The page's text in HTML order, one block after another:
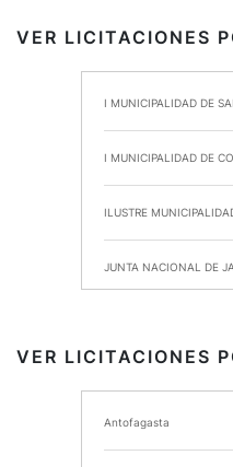
VER LICITACIONES
I MUNICIPALIDAD DE
I MUNICIPALIDAD DE
ILUSTRE
JUNTA NACIONAL DE
I MUNICIPALIDAD DE
VER LICITACIONES
Antofagasta